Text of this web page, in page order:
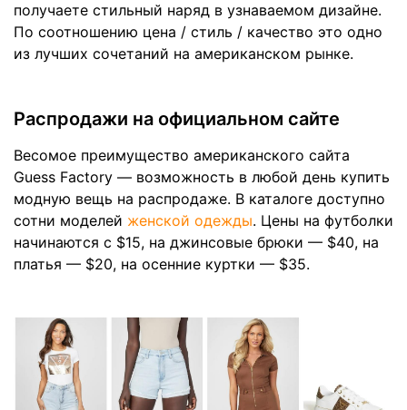
получаете стильный наряд в узнаваемом дизайне.
По соотношению цена / стиль / качество это одно
из лучших сочетаний на американском рынке.
Распродажи на официальном сайте
Весомое преимущество американского сайта
Guess Factory — возможность в любой день купить
модную вещь на распродаже. В каталоге доступно
сотни моделей женской одежды. Цены на футболки
начинаются с $15, на джинсовые брюки — $40, на
платья — $20, на осенние куртки — $35.